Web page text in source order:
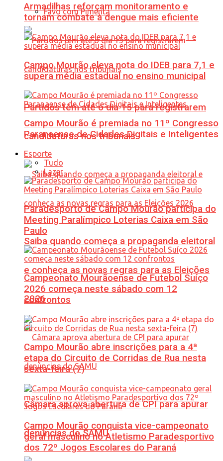
Favo com Pimenta
Partidos têm até o dia 15 para registrarem
candidaturas nos tribunais
Saiba quando começa a propaganda eleitoral
e conheça as novas regras para as Eleições
2026
Câmara aprova abertura de CPI para apurar
denúncias do SAMU
Armadilhas reforçam monitoramento e
tornam combate à dengue mais eficiente
Campo Mourão eleva nota do IDEB para 7,1 e
supera média estadual no ensino municipal
Campo Mourão é premiada no 11º Congresso
Paranaense de Cidades Digitais e Inteligentes
Esporte
Tudo
Lazer
Paradesporto de Campo Mourão participa do
Meeting Paralímpico Loterias Caixa em São
Paulo
Campeonato Mourãoense de Futebol Suíço
2026 começa neste sábado com 12
confrontos
Campo Mourão abre inscrições para a 4ª
etapa do Circuito de Corridas de Rua nesta
sexta-feira (7)
Campo Mourão conquista vice-campeonato
geral masculino no Atletismo Paradesportivo
dos 72º Jogos Escolares do Paraná